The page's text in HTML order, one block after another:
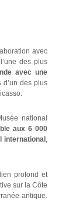
avec
des plus
avec une
d’un des plus
national
aux 6 000
,
profond et
sur la Côte
antique.